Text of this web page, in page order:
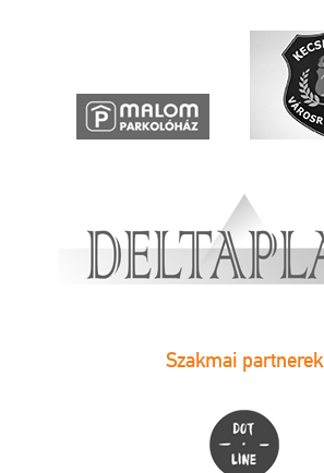
Szakmai partnerek